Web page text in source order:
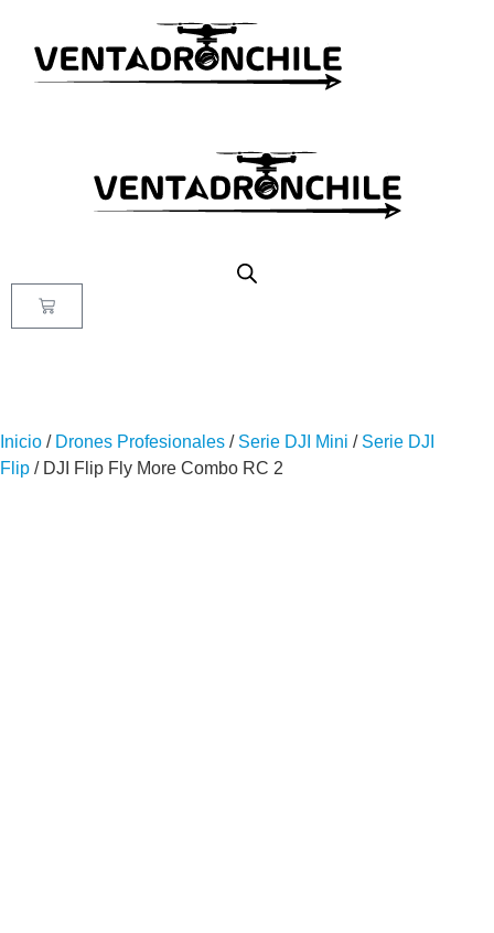
Inicio / Drones Profesionales / Serie DJI Mini / Serie DJI
Flip / DJI Flip Fly More Combo RC 2